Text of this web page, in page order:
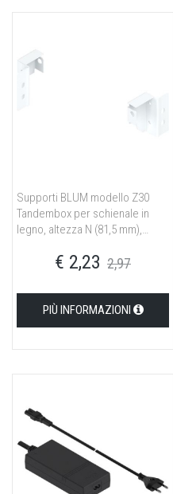
Supporti BLUM modello Z30
Tandembox per schienale in
legno, altezza N (81,5 mm),
€ 2,23 2,97
PIÙ INFORMAZIONI